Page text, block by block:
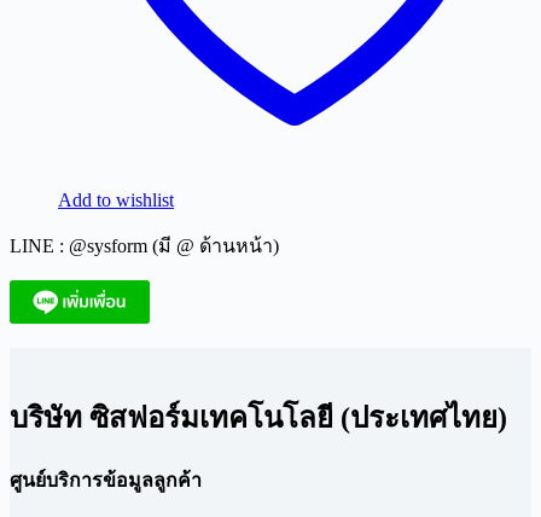
Add to wishlist
LINE : @sysform (มี @ ด้านหน้า)
บริษัท ซิสฟอร์มเทคโนโลยี (ประเทศไทย)
ศูนย์บริการข้อมูลลูกค้า